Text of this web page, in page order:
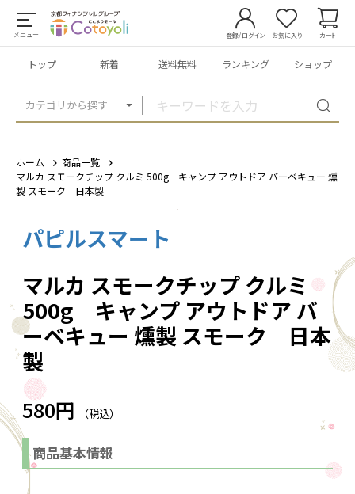
メニュー
カテゴリから探す
登録/ログイン お気に入り カート
トップ 新着 送料無料 ランキング ショップ
ホーム
商品一覧
マルカ スモークチップ クルミ 500g キャンプ アウトドア バーベキュー 燻
製 スモーク 日本製
パピルスマート
マルカ スモークチップ クルミ
500g キャンプ アウトドア バ
ーベキュー 燻製 スモーク 日本
製
580円 （税込）
商品基本情報